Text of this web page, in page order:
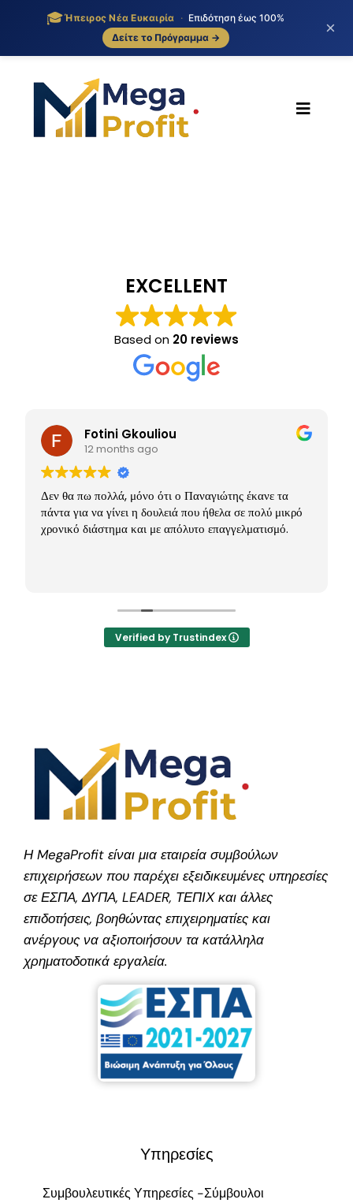
🎓Ήπειρος Νέα Ευκαιρία · Επιδότηση έως 100%
Δείτε το Πρόγραμμα →
×
content
Toggle
ΕΠΙΚΟΙΝΩΝΙΑ
EXCELLENT
Based on 20 reviews
Fotini Gkouliou
12 months ago
Δεν θα πω πολλά, μόνο ότι ο Παναγιώτης έκανε τα
πάντα για να γίνει η δουλειά που ήθελα σε πολύ μικρό
χρονικό διάστημα και με απόλυτο επαγγελματισμό.
Verified by Trustindex
Η MegaProfit είναι μια εταιρεία συμβούλων
επιχειρήσεων που παρέχει εξειδικευμένες υπηρεσίες
σε ΕΣΠΑ, ΔΥΠΑ, LEADER, ΤΕΠΙΧ και άλλες
επιδοτήσεις, βοηθώντας επιχειρηματίες και
ανέργους να αξιοποιήσουν τα κατάλληλα
χρηματοδοτικά εργαλεία.
Υπηρεσίες
Συμβουλευτικές Υπηρεσίες -Σύμβουλοι